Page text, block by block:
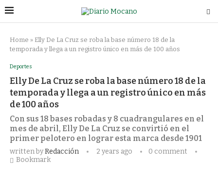
Home » Elly De La Cruz se roba la base número 18 de la
temporada y llega a un registro único en más de 100 años
Deportes
Elly De La Cruz se roba la base número 18 de la
temporada y llega a un registro único en más
de 100 años
Con sus 18 bases robadas y 8 cuadrangulares en el
mes de abril, Elly De La Cruz se convirtió en el
primer pelotero en lograr esta marca desde 1901
written byRedacción 2 years ago
0 comment
Bookmark